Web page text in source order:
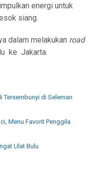
energi untuk
siang.
dalam melakukan road
ke Jakarta.
Tersembunyi di Seleman
Menu Favorit Penggila
Ulat Bulu